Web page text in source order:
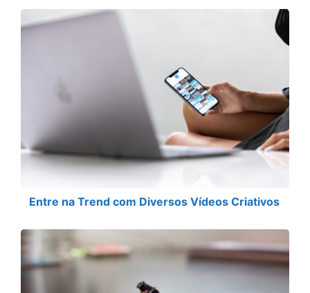
Entre na Trend com Diversos Vídeos Criativos